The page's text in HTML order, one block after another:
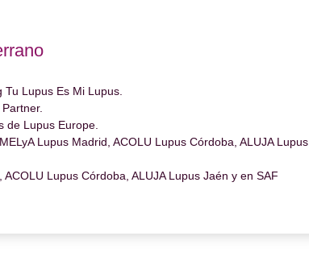
Lupus Es Mi Lupus.
de Lupus Europe.
Lupus Madrid, ACOLU Lupus Córdoba, ALUJA Lupus
Lupus Córdoba, ALUJA Lupus Jaén y en SAF